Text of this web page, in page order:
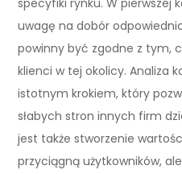
uwagę na dobór
powinny być zgodne z tym,
klienci w tej okolicy. Analiza
istotnym krokiem, który
słabych stron innych firm
jest także stworzenie
przyciągną użytkowników,